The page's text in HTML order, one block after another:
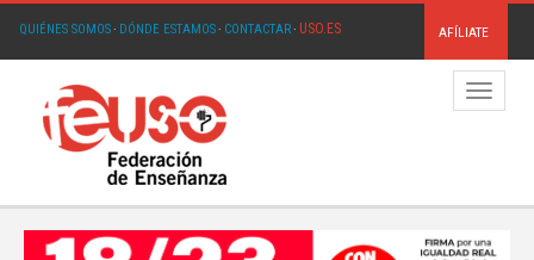
QUIÉNES SOMOS· DÓNDE ESTAMOS· CONTACTAR· USO.ES AFÍLIATE
Menú